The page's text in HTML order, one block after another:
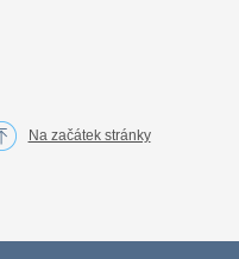
Na začátek stránky